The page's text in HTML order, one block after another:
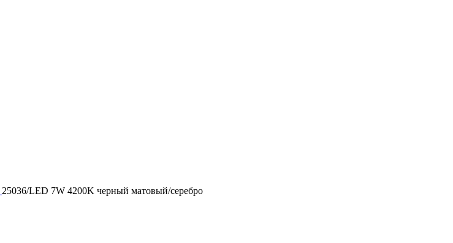
25036/LED 7W 4200K черный матовый/серебро